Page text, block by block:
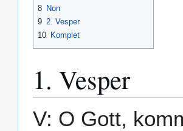
8 Non
9 2. Vesper
10 Komplet
1. Vesper
V: O Gott,